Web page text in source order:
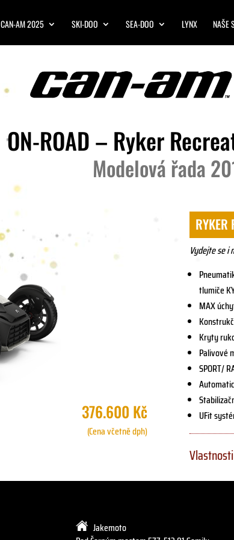
CAN-AM 2025 SKI-DOO SEA-DOO LYNX NAŠE
ON-ROAD – Ryker
Modelová řada
376.600 Kč
(Cena včetně dph)
RYKER
Vydejte se i
tlumiče
MAX
Kryty
Palivové
SPORT/
UFit
Jakemoto